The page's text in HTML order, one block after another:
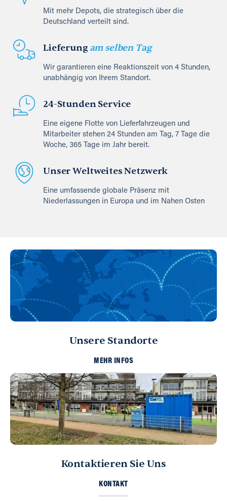
Mit mehr Depots, die strategisch über die
Deutschland verteilt sind.
Lieferung am selben Tag
Wir garantieren eine Reaktionszeit von 4 Stunden,
unabhängig von Ihrem Standort.
24-Stunden Service
Eine eigene Flotte von Lieferfahrzeugen und
Mitarbeiter stehen 24 Stunden am Tag, 7 Tage die
Woche, 365 Tage im Jahr bereit.
Unser Weltweites Netzwerk
Eine umfassende globale Präsenz mit
Niederlassungen in Europa und im Nahen Osten
Unsere Standorte
MEHR INFOS
Kontaktieren Sie Uns
KONTAKT